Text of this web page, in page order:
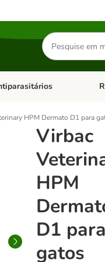
Pesquisar
produtos
menu de categoria: Dieta
HPM Dermato D1 para
Virbac
HPM
D1 para
gatos